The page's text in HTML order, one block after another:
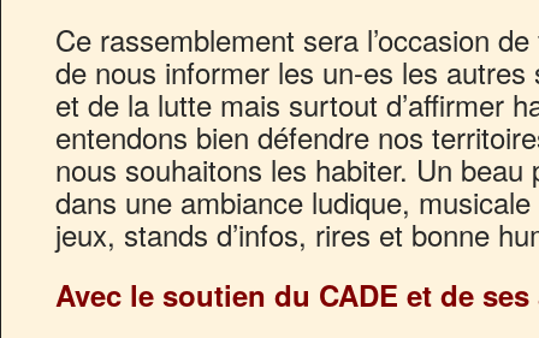
Ce rassemblement sera l’occasion
de nous informer les un-es les
et de la lutte mais surtout d’affirmer
entendons bien défendre nos
nous souhaitons les habiter. Un
dans une ambiance ludique,
jeux, stands d’infos, rires et bonne
Avec le soutien du CADE et de